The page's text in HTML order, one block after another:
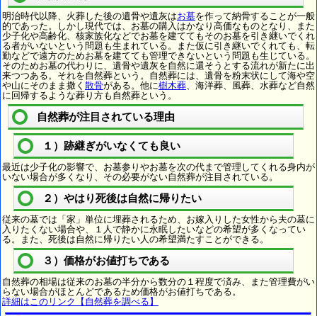
明治時代以降、火葬した後の遺骨や遺灰はお墓を作って納骨することが一般
的であった。しかし現代では、お墓の購入はかなり高価なものとなり、また
少子化や高齢化、核家族化などでお墓を建ててもそのお墓を引き継いでくれ
る者がいないという問題も生まれている。また仮に引き継いでくれても、転
勤などで遠方のためお墓を建てても管理できないという問題も生じている。
そのためお墓の代わりに、遺骨や遺灰を自然に還そうとする流れが新たに出
来つつある。それを自然葬という。自然葬には、遺骨を粉末状にして海や空
や山にそのまま撒く 散骨がある。他に樹木葬 、海洋葬、風葬、水葬など自然
に回帰するような葬り方も自然葬という。
自然葬が注目されている理由
１）跡継ぎがいなくても良い
最近は少子化の影響で、お墓参りやお墓を次の代まで管理してくれる身内が
いない場合が多くなり、その必要がない自然葬が注目されている。
２）やはり死後は自然に帰りたい
従来の墓では「家」単位に埋葬されるため、お嫁入りした女性から夫の墓に
入りたくない場合や、１人で静かに永眠したいなどの希望が多くなってい
る。また、死後は自然に帰りたい人の希望満たすことができる。
３）価格がお値打ちである
自然葬の相場は従来のお墓の半分から数分の１程度で済み、また管理費がい
らない場合がほとんどであるため価格がお値打ちである。
詳細はこのリンク【自然葬を調べる】